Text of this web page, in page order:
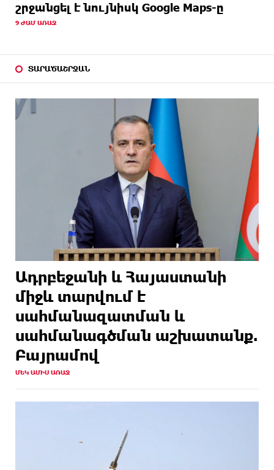
շրջանցել է նույնիսկ Google Maps-ը
9 ԺԱՄ ԱՌԱՋ
ՏԱՐԱԾԱՇՐՋԱՆ
Ադրբեջանի և Հայաստանի
միջև տարվում է
սահմանազատման և
սահմանագծման աշխատանք.
Բայրամով
ՄԵԿ ԱՄԻՍ ԱՌԱՋ